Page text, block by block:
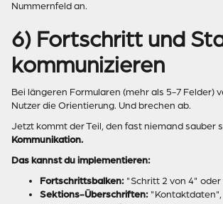
Nummernfeld an.
6) Fortschritt und
kommunizieren
Bei längeren Formularen (mehr als 5-7 Felder)
Nutzer die Orientierung. Und brechen ab.
Jetzt kommt der Teil, den fast niemand sauber
Kommunikation.
Das kannst du implementieren:
Fortschrittsbalken: "Schritt 2 von 4" oder
Sektions-Überschriften: "Kontaktdaten",